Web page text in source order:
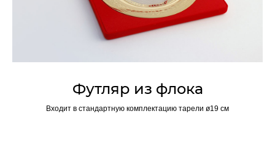
Футляр из флока
Входит в стандартную комплектацию тарели ø19 см